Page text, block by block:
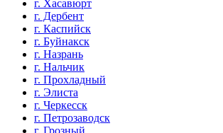
г. Хасавюрт
г. Дербент
г. Каспийск
г. Буйнакск
г. Назрань
г. Нальчик
г. Прохладный
г. Элиста
г. Черкесск
г. Петрозаводск
г. Грозный